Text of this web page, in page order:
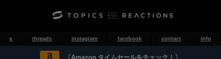
x threads instagram facebook contact info
〔Amazon タイムセールをチェック！〕